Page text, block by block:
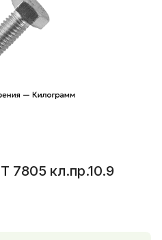
7805 кл.пр.10.9